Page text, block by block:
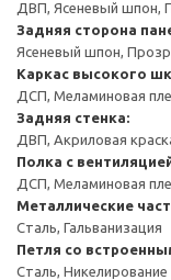
ДВП, Ясеневый шпон,
Задняя сторона
Ясеневый шпон,
Каркас высокого
ДСП, Меламиновая
Задняя стенка:
ДВП, Акриловая
Полка с
ДСП, Меламиновая
Металлические
Сталь, Гальванизация
Петля со
Сталь, Никелирование